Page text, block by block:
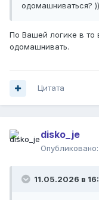
одомашниваться? ))
По Вашей логике в то
одомашнивать.
Цитата
disko_je
Опубликовано:
11.05.2026 в